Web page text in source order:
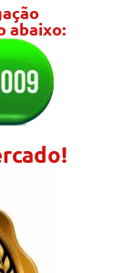
abaixo: